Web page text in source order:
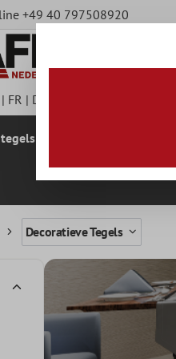
+49 40 797508920
| FR | DE
Decoratieve Tegels